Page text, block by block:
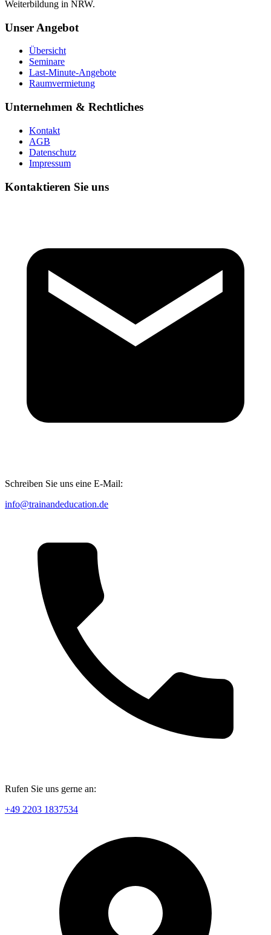
Weiterbildung in NRW.
Unser Angebot
Übersicht
Seminare
Last-Minute-Angebote
Raumvermietung
Unternehmen & Rechtliches
Kontakt
AGB
Datenschutz
Impressum
Kontaktieren Sie uns
Schreiben Sie uns eine E-Mail:
info@trainandeducation.de
Rufen Sie uns gerne an:
+49 2203 1837534